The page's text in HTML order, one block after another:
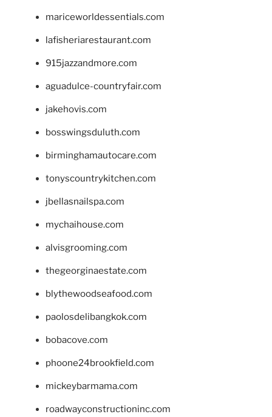
mariceworldessentials.com
lafisheriarestaurant.com
915jazzandmore.com
aguadulce-countryfair.com
jakehovis.com
bosswingsduluth.com
birminghamautocare.com
tonyscountrykitchen.com
jbellasnailspa.com
mychaihouse.com
alvisgrooming.com
thegeorginaestate.com
blythewoodseafood.com
paolosdelibangkok.com
bobacove.com
phoone24brookfield.com
mickeybarmama.com
roadwayconstructioninc.com